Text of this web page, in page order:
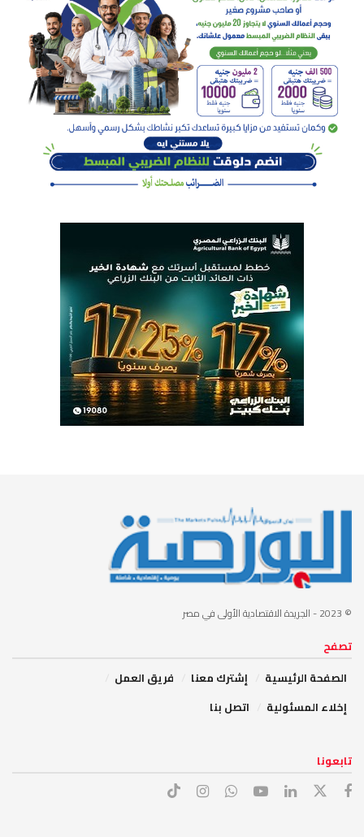
© 2023 - الجريدة الاقتصادية الأولى في مصر
تصفح
الصفحة الرئيسية
إشترك معنا
فريق العمل
إخلاء المسئولية
اتصل بنا
تابعونا